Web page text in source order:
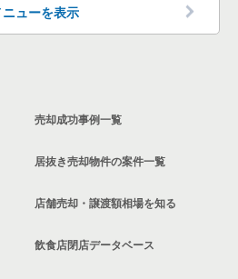
ニューを表示
売却成功事例一覧
居抜き売却物件の案件一覧
店舗売却・譲渡額相場を知る
飲食店閉店データベース